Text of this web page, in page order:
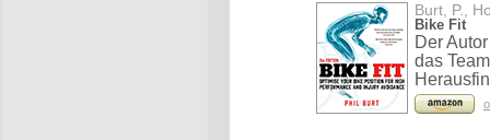
Burt, P.,
Bike Fit
Der
das